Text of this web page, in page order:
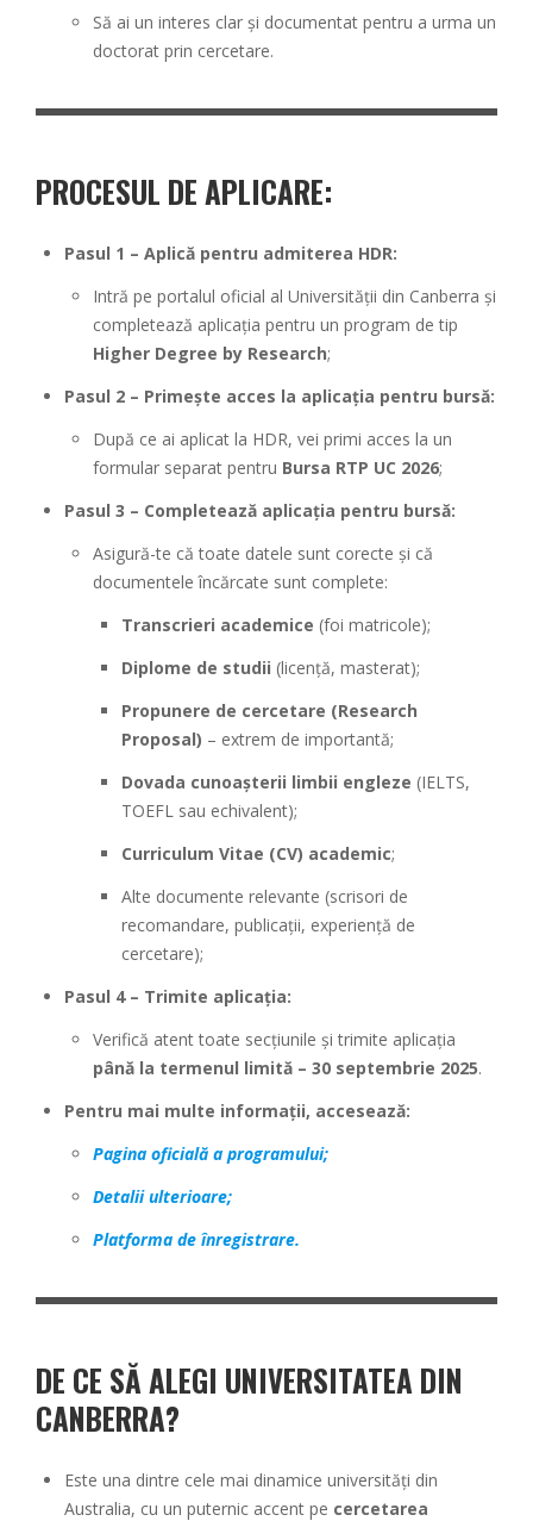
Să ai un interes clar și documentat pentru a urma un
doctorat prin cercetare.
PROCESUL DE APLICARE:
Pasul 1 – Aplică pentru admiterea HDR:
Intră pe portalul oficial al Universității din Canberra și
completează aplicația pentru un program de tip
Higher Degree by Research;
Pasul 2 – Primește acces la aplicația pentru bursă:
După ce ai aplicat la HDR, vei primi acces la un
formular separat pentru Bursa RTP UC 2026;
Pasul 3 – Completează aplicația pentru bursă:
Asigură-te că toate datele sunt corecte și că
documentele încărcate sunt complete:
Transcrieri academice (foi matricole);
Diplome de studii (licență, masterat);
Propunere de cercetare (Research
Proposal) – extrem de importantă;
Dovada cunoașterii limbii engleze (IELTS,
TOEFL sau echivalent);
Curriculum Vitae (CV) academic;
Alte documente relevante (scrisori de
recomandare, publicații, experiență de
cercetare);
Pasul 4 – Trimite aplicația:
Verifică atent toate secțiunile și trimite aplicația
până la termenul limită – 30 septembrie 2025.
Pentru mai multe informații, accesează:
Pagina oficială a programului;
Detalii ulterioare;
Platforma de înregistrare.
DE CE SĂ ALEGI UNIVERSITATEA DIN
CANBERRA?
Este una dintre cele mai dinamice universități din
Australia, cu un puternic accent pe cercetarea